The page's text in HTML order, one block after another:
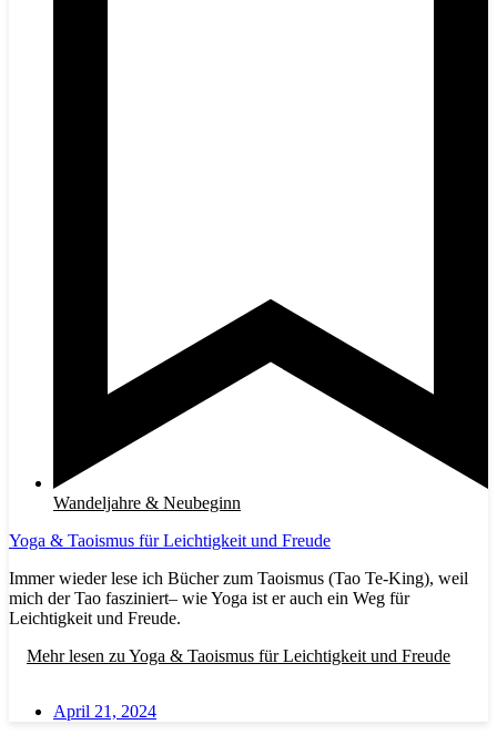
Wandeljahre & Neubeginn
Yoga & Taoismus für Leichtigkeit und Freude
Immer wieder lese ich Bücher zum Taoismus (Tao Te-King), weil
mich der Tao fasziniert– wie Yoga ist er auch ein Weg für
Leichtigkeit und Freude.
Mehr lesen zu Yoga & Taoismus für Leichtigkeit und Freude
April 21, 2024